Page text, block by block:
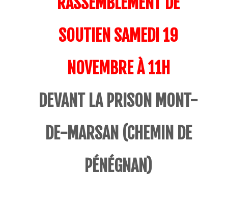
SOUTIEN SAMEDI 19
NOVEMBRE À 11H
DEVANT LA PRISON MONT-
DE-MARSAN (CHEMIN DE
PÉNÉGNAN)